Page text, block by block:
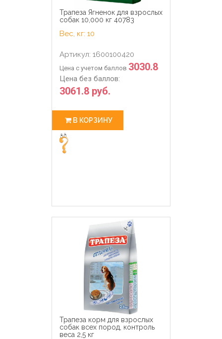
Трапеза Ягненок для взрослых
собак 10,000 кг 40783
Вес, кг: 10
Артикул: 1600100420
Цена с учетом баллов 3030.8
Цена без баллов:
3061.8 руб.
В КОРЗИНУ
Трапеза корм для взрослых
собак всех пород, контроль
веса 2,5 кг